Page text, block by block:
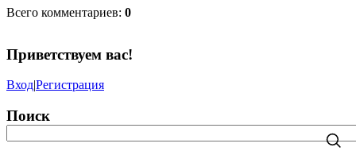
Всего комментариев: 0
Приветствуем вас!
Вход|Регистрация
Поиск